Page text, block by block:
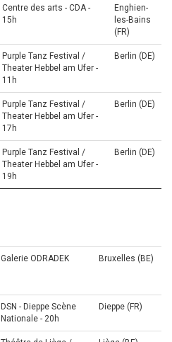
Centre des arts - CDA -
15h
Enghien-
les-Bains
(FR)
Purple Tanz Festival /
Theater Hebbel am Ufer -
11h
Berlin (DE)
Purple Tanz Festival /
Theater Hebbel am Ufer -
17h
Berlin (DE)
Purple Tanz Festival /
Theater Hebbel am Ufer -
19h
Berlin (DE)
Galerie ODRADEK Bruxelles (BE)
DSN - Dieppe Scène
Nationale - 20h
Dieppe (FR)